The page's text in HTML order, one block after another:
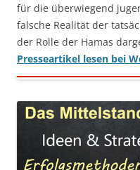
für die überwiegend
falsche Realität der
der Rolle der Hamas
Presseartikel lesen bei